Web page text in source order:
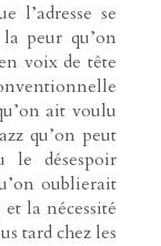
l’adresse se
peur qu’on
voix de tête
ait voulu
qu’on peut
désespoir
oublierait
la nécessité
tard chez les